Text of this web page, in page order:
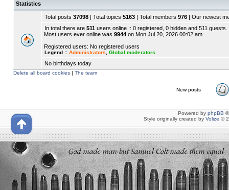
Statistics
Total posts 37098 | Total topics 5163 | Total members 976 | Our newest
In total there are 511 users online :: 0 registered, 0 hidden and 511 guests.
Most users ever online was 9944 on Mon Jul 20, 2026 00:02 am
Registered users: No registered users
Legend :: Administrators Global moderators
No birthdays today
Delete all board cookies | The team
New posts
Powered by phpBB
Style originally created by Volize ©